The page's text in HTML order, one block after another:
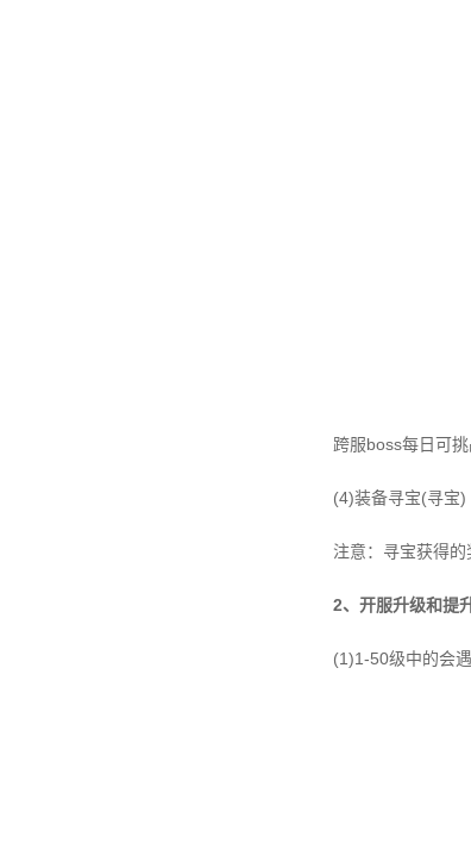
跨服boss每日可
(4)装备寻宝(寻宝)
注意：寻宝获得
2、开服升级和提
(1)1-50级中的会